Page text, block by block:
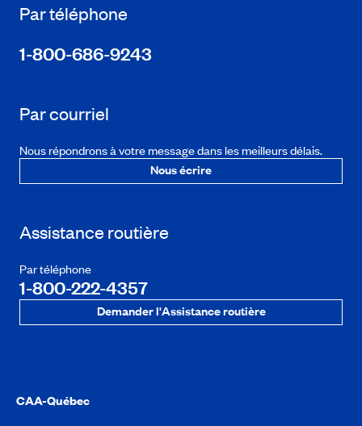
Par téléphone
1-800-686-9243
Par courriel
Nous répondrons à votre message dans les meilleurs délais.
Nous écrire
Assistance routière
Par téléphone
1-800-222-4357
Demander l'Assistance routière
CAA-Québec